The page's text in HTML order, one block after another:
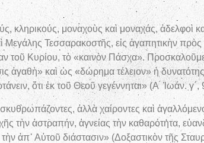
κληρικούς, μοναχοὺς καὶ μοναχάς, ἀδελφοὶ
Μεγάλης Τεσσαρακοστῆς, εἰς ἀγαπητικὴν
τοῦ Κυρίου, τὸ «καινὸν Πάσχα».
ἀγαθὴ» καὶ ὡς «δώρημα τέλειον» ἡ
ὅτι ἐκ τοῦ Θεοῦ γεγέννηται» (Α ́ Ἰωάν. γ΄,
ἀλλὰ χαίροντες καὶ
τὴν ἀστραπήν, ἁγνείας τὴν καθαρότητα,
τὴν ἀπ᾿ Αὐτοῦ διάστασιν» (Δοξαστικὸν τῆς